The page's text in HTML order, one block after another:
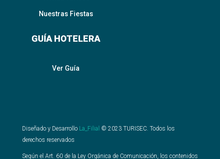
Nuestras Fiestas
GUÍA HOTELERA
Ver Guía
Diseñado y Desarrollo La_Filial © 2023TURISEC. Todos los
derechos reservados
Según el Art. 60 de la Ley Orgánica de Comunicación, los contenidos